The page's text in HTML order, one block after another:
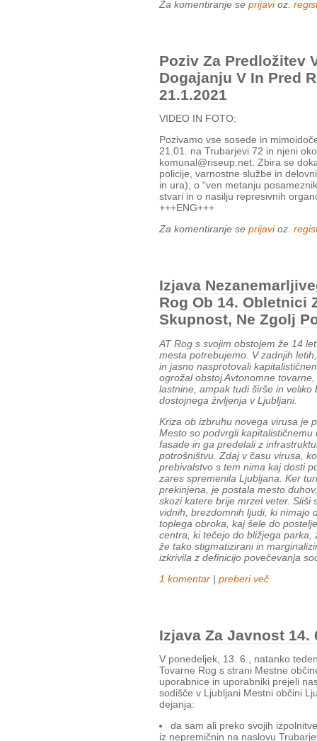
Za komentiranje se prijavioz.
Poziv Za Predložitev
Dogajanju V In Pred
21.1.2021
VIDEO IN FOTO:
Pozivamo vse sosede in
21.01. na Trubarjevi 72 in njeni
komunal@riseup.net. Zbira se
policije, varnostne službe in
in ura), o “ven metanju
stvari in o nasilju represivnih
+++ENG+++
Za komentiranje se prijavioz.
Izjava
Rog Ob 14. Obletnici
Skupnost, Ne Zgolj
AT Rog s svojim obstojem že 14
mesta potrebujemo. V zadnjih
in jasno nasprotovali
ogrožal obstoj Avtonomne
lastnine, ampak tudi širše in
dostojnega življenja v Ljubljani.
Kriza ob izbruhu novega virusa je
Mesto so podvrgli
fasade in ga predelali z
potrošništvu. Zdaj v času virusa,
prebivalstvo s tem nima kaj dosti
zares spremenila Ljubljana. Ker
prekinjena, je postala mesto
skozi katere brije mrzel veter. Sliši
vidnih, brezdomnih ljudi, ki nimajo
toplega obroka, kaj šele do
centra, ki tečejo do bližjega parka,
že tako stigmatizirani in
izkrivila z definicijo povečevanja
1 komentar | preberi več
Izjava Za Javnost 14.
V ponedeljek, 13. 6., natanko
Tovarne Rog s strani Mestne
uporabnice in uporabniki prejeli
sodišče v Ljubljani Mestni občini
dejanja:
da sam ali preko svojih
iz nepremičnin na naslovu